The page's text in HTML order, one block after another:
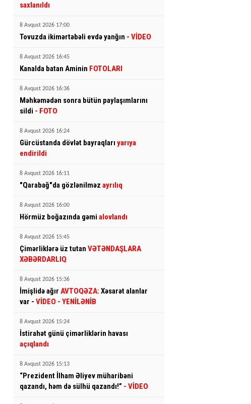
saxlanıldı
8 Avqust 2026 17:00
Tovuzda ikimərtəbəli evdə yanğın - VİDEO
8 Avqust 2026 16:45
Kanalda batan Aminin FOTOLARI
8 Avqust 2026 16:36
Məhkəmədən sonra bütün paylaşımlarını
sildi - FOTO
8 Avqust 2026 16:24
Gürcüstanda dövlət bayraqları yarıya
endirildi
8 Avqust 2026 16:11
"Qarabağ"da gözlənilməz ayrılıq
8 Avqust 2026 16:00
Hörmüz boğazında gəmi alovlandı
8 Avqust 2026 15:45
Çimərliklərə üz tutan VƏTƏNDAŞLARA
XƏBƏRDARLIQ
8 Avqust 2026 15:36
İmişlidə ağır AVTOQƏZA: Xəsarət alanlar
var - VİDEO - YENİLƏNİB
8 Avqust 2026 15:24
İstirahət günü çimərliklərin havası
açıqlandı
8 Avqust 2026 15:13
“Prezident İlham Əliyev müharibəni
qazandı, həm də sülhü qazandı!” - VİDEO